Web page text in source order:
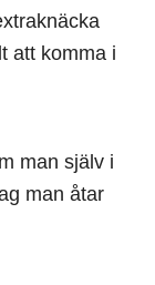
att komma i
man själv i
man åtar